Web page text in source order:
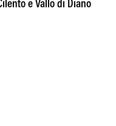
e Vallo di Diano